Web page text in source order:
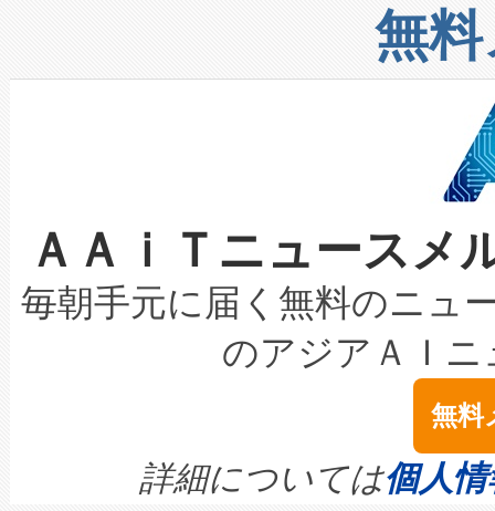
上げおよび商用化段階におけ
設備整備および立ち上げ調整
加組織は、Enzeneのバイオ
選定された製品について、自
取得できる可能性もあります
設には、3億～4億ドルかか
最高経営責任者（CEO）であ
す。「当社のfully-connected
ームを利用すれば、6,000万
きます。この効率性は、フェ
増加しているデータセンター
る電力網に大きな負担をかけ
事業者の負担軽減という課題
系統連系を迅速にし、ピーク
限を超えて利用可能な電力容
持できるよう貢献します。こ
ービスレベル契約（SLA）違
テリー性能の劣化によるダウ
念は、現在データセンターが
ます。 Voltaiq provides a
quality and reliability for AI
リューション「Avia 2」を発
したAvia 2は、1,000メート
狭視野のFOVを切り替えるこ
ケーブル、枝などの細かな対
なレーザースポットにより、
な環境下でも豊かなディテー
キロメートル範囲を検出
LiDAR for Inspections,
は1535 nmレーザーを搭載。
イズの小径化を実現すること
す。ノーマルモードでは、
無
ＡＡｉＴニュース
毎朝手元に届く無料のニュ
のアジアＡＩ
無料
詳細については個人